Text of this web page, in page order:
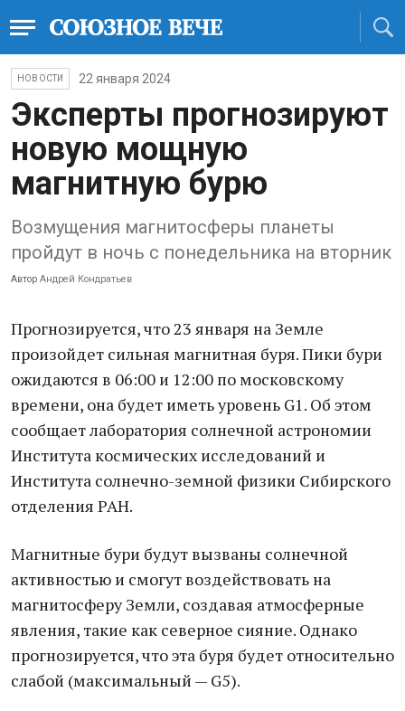
НОВОСТИ 22 января 2024
Эксперты прогнозируют
новую мощную
магнитную бурю
Возмущения магнитосферы планеты
пройдут в ночь с понедельника на вторник
Автор Андрей Кондратьев
Прогнозируется, что 23 января на Земле
произойдет сильная магнитная буря. Пики бури
ожидаются в 06:00 и 12:00 по московскому
времени, она будет иметь уровень G1. Об этом
сообщает лаборатория солнечной астрономии
Института космических исследований и
Института солнечно-земной физики Сибирского
отделения РАН.
Магнитные бури будут вызваны солнечной
активностью и смогут воздействовать на
магнитосферу Земли, создавая атмосферные
явления, такие как северное сияние. Однако
прогнозируется, что эта буря будет относительно
слабой (максимальный — G5).